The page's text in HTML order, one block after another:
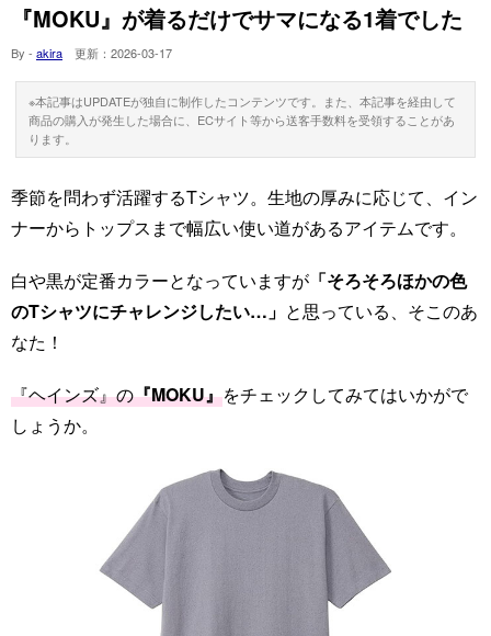
『MOKU』が着るだけでサマになる1着でした
By - akira 更新： 2026-03-17
※本記事はUPDATEが独自に制作したコンテンツです。また、本記事を経由して
商品の購入が発生した場合に、ECサイト等から送客手数料を受領することがあ
ります。
季節を問わず活躍するTシャツ。生地の厚みに応じて、イン
ナーからトップスまで幅広い使い道があるアイテムです。
白や黒が定番カラーとなっていますが 「そろそろほかの色
のTシャツにチャレンジしたい…」 と思っている、そこのあ
なた！
『ヘインズ』の『MOKU』をチェックしてみてはいかがで
しょうか。